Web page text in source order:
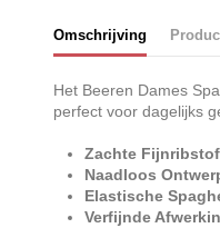
Omschrijving
Het Beeren Dames
perfect voor dagelijks
Zachte
Naadloos
Elastische
Verfijnde